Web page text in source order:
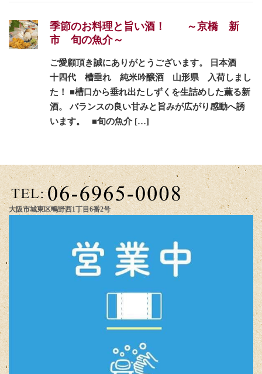
季節のお料理と旨い酒！ ～京橋 新
市 旬の魚介～
ご愛顧頂き誠にありがとうございます。 日本酒
十四代 槽垂れ 純米吟醸酒 山形県 入荷しまし
た！ ■槽口から垂れ出たしずくを生詰めした薫る新
酒。 バランスの良い甘みと旨みが広がり感動へ誘
います。 ■旬の魚介 […]
大阪市城東区鴫野西1丁目6番2号